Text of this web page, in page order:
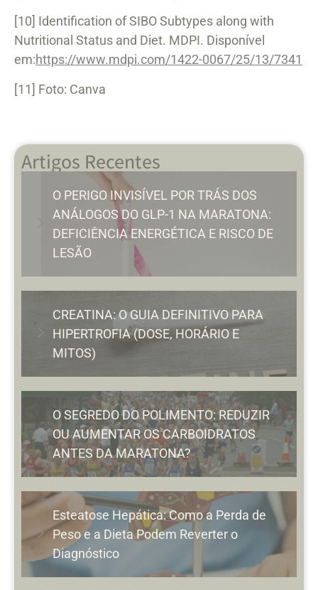
[10] Identification of SIBO Subtypes along with
Nutritional Status and Diet. MDPI. Disponível
em:https://www.mdpi.com/1422-0067/25/13/7341
[11] Foto: Canva
Artigos Recentes
O PERIGO INVISÍVEL POR TRÁS DOS
ANÁLOGOS DO GLP-1 NA MARATONA:
DEFICIÊNCIA ENERGÉTICA E RISCO DE
LESÃO
CREATINA: O GUIA DEFINITIVO PARA
HIPERTROFIA (DOSE, HORÁRIO E
MITOS)
O SEGREDO DO POLIMENTO: REDUZIR
OU AUMENTAR OS CARBOIDRATOS
ANTES DA MARATONA?
Esteatose Hepática: Como a Perda de
Peso e a Dieta Podem Reverter o
Diagnóstico